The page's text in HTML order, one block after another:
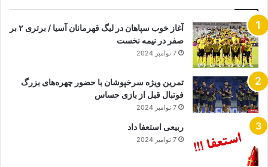
آغاز خوب سپاهان در لیگ قهرمانان آسیا / برتری ۲ بر
صفر در نیمه نخست
7 نوامبر 2024
تمرین ویژه سرخپوشان با حضور چهره‌های بزرگ
فوتبال قبل از بازی حساس
7 نوامبر 2024
ربیعی استعفا داد
7 نوامبر 2024